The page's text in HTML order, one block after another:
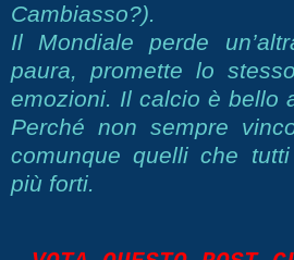
Cambiasso?).
Il Mondiale perde
paura, promette lo
emozioni. Il calcio è bello
Perché non sempre
comunque quelli che
più forti.